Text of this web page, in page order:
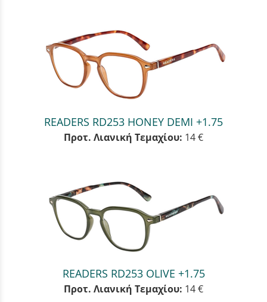
READERS RD253 HONEY DEMI +1.75
Προτ. Λιανική Τεμαχίου: 14 €
READERS RD253 OLIVE +1.75
Προτ. Λιανική Τεμαχίου: 14 €